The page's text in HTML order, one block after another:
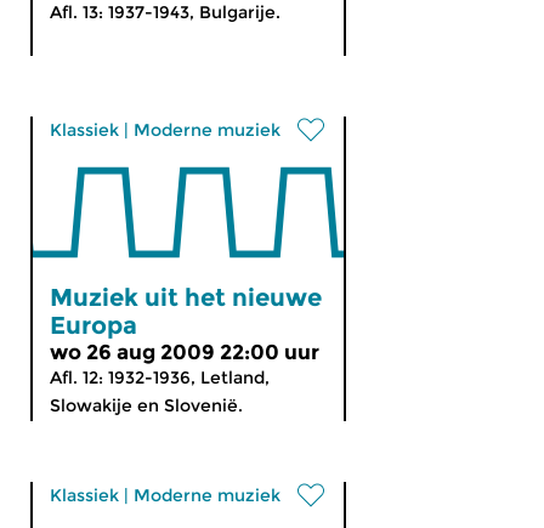
Afl. 13: 1937-1943, Bulgarije.
Klassiek | Moderne muziek
Muziek uit het nieuwe
Europa
wo 26 aug 2009 22:00 uur
Afl. 12: 1932-1936, Letland,
Slowakije en Slovenië.
Klassiek | Moderne muziek